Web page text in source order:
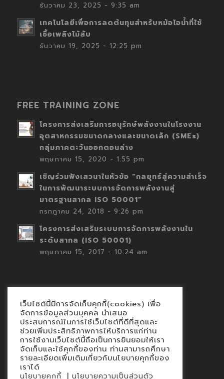
ธันวาคม 23, 2025 - 9:35 am
เทคโนโลยีเพื่อการลดต้นทุนสำหรับหม้อไอน้ำที่ใช้
เชื้อเพลิงไม้สับ
ธันวาคม 19, 2025 - 12:25 pm
FREE TRAINING ZONE
โครงการส่งเสริมการอนุรักษ์พลังงานในโรงงาน
อุตสาหกรรมขนาดกลางและขนาดเล็ก (SMEs)
กลุ่มภาคตะวันออกตอนล่าง
พฤษภาคม 15, 2020 - 1:55 pm
เชิญร่วมฟังเสวนาในหัวข้อ “กลยุทธ์สู่ความสำเร็จ
ในการพัฒนาระบบการจัดการพลังงานสู่
มาตรฐานสากล ISO 50001”
กรกฎาคม 24, 2018 - 9:26 pm
โครงการส่งเสริมระบบการจัดการพลังงานใน
ระดับสากล (ISO 50001)
พฤษภาคม 15, 2017 - 10:24 am
Contact
นโยบายคุกกี้
นโยบายข้อมูลส่วนบุคคล
เว็บไซต์นี้มีการจัดเก็บคุกกี้(cookies) เพื่อ
จัดการข้อมูลส่วนบุคคล นำเสนอ
ประสบการณ์ในการใช้เว็บไซต์ที่ดีที่สุดและ
ช่วยเพิ่มประสิทธิภาพการให้บริการแก่ท่าน
การใช้งานเว็บไซต์นี้ถือเป็นการยินยอมให้เรา
จัดเก็บและใช้คุกกี้ของท่าน ท่านสามารถศึกษา
รายละเอียดเพิ่มเติมเกี่ยวกับนโยบายคุกกี้ของ
เราได้
นโยบายคุกกี้ | นโยบายความเป็นส่วนตัว